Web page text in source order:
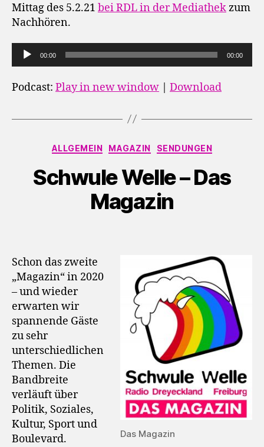
Mittag des 5.2.21 bei RDL in der Mediathekzum
Nachhören.
u
d
00:00 00:00
Podcast: Play in new window Download
Kategorien
ALLGEMEIN MAGAZIN SENDUNGEN
Schwule Welle – Das
Magazin
Das Magazin
Schon das zweite
„Magazin“ in 2020
– und wieder
erwarten wir
spannende Gäste
zu sehr
unterschiedlichen
Themen. Die
Bandbreite
verläuft über
Politik, Soziales,
Kultur, Sport und
Boulevard.